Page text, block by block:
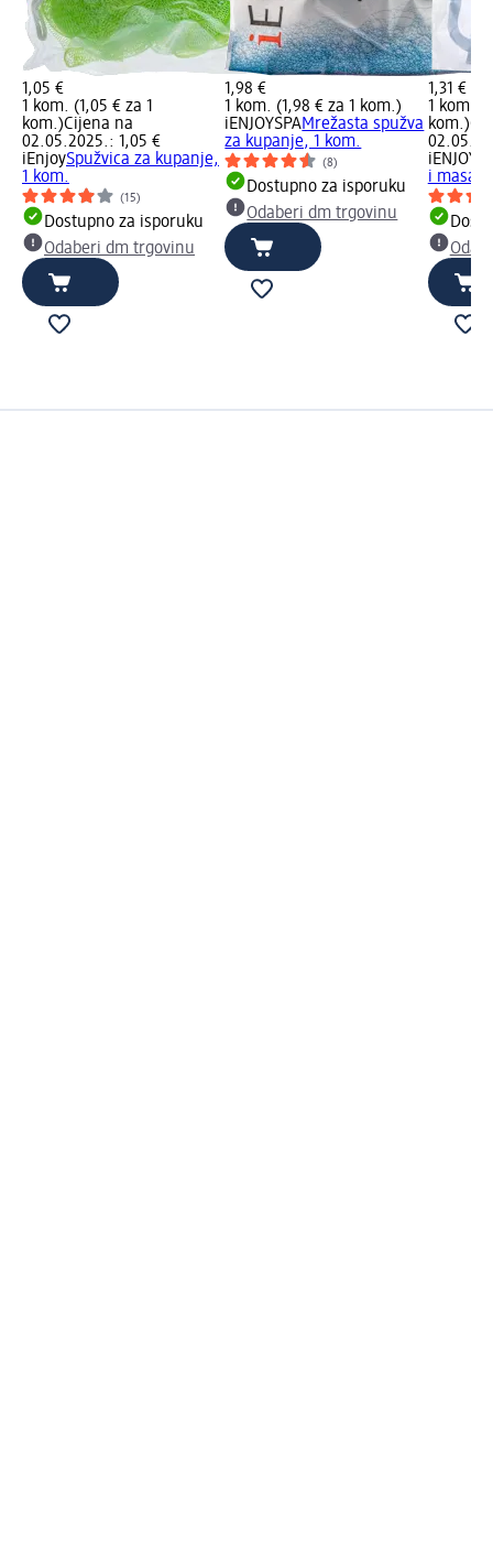
1,05 €
1 kom. (1,05 € za 1
kom.)Cijena na
02.05.2025.: 1,05 €
iEnjoySpužvica za kupanje,
1 kom.
(15)
Dostupno za isporuku
Odaberi dm trgovinu
1,98 €
1 kom. (1,98 € za 1 kom.)
iENJOYSPAMrežasta spužva
za kupanje, 1 kom.
(8)
Dostupno za isporuku
Odaberi dm trgovinu
1,31 €
1 kom.
kom.)
i